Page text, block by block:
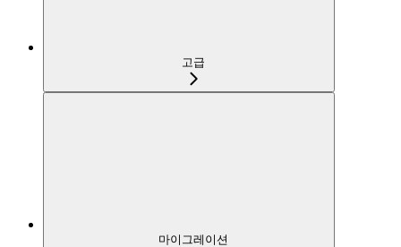
고급
마이그레이션